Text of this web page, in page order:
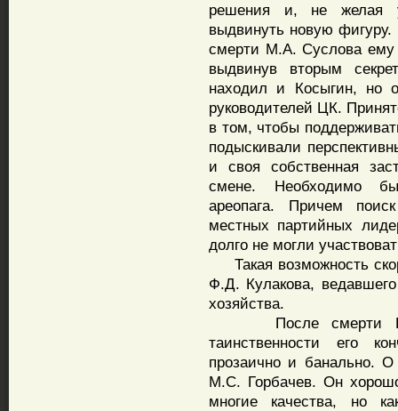
решения и, не желая
выдвинуть новую
смерти М.А. Суслова ему
выдвинув вторым
находил и Косыгин, но
руководителей ЦК.
в том, чтобы
подыскивали
и своя собственная
смене. Необходимо
ареопага. Причем
местных партийных
долго не могли
Такая возможность
Ф.Д. Кулакова,
хозяйства.
После смерти
таинственности его
прозаично и банально.
М.С. Горбачев. Он
многие качества, но